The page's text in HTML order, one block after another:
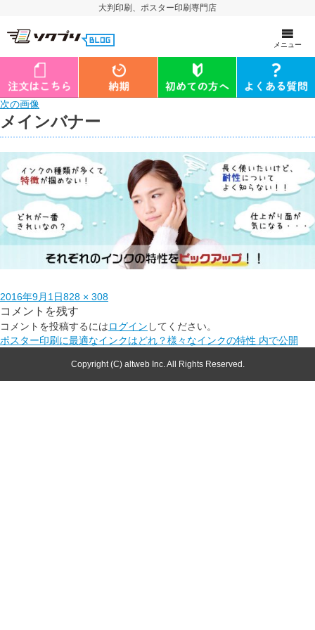
大判印刷、ポスター印刷専門店
メニュー
次の画像
メインバナー
2016年9月1日828 × 308
コメントを残す
コメントを投稿するにはログイン してください。
ポスター印刷に最適なインクはどれ？様々なインクの特性 内で公開
Copyright (C) altweb Inc. All Rights Reserved.